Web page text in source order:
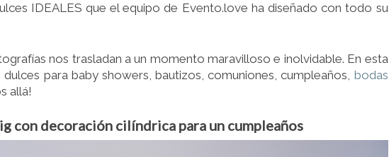
IDEALES que el equipo de Evento.love ha diseñado con todo su
nos trasladan a un momento maravilloso e inolvidable. En esta
para baby showers, bautizos, comuniones, cumpleaños, bodas
allá!
con decoración cilíndrica para un cumpleaños